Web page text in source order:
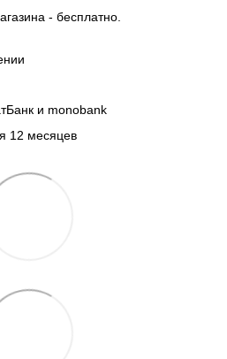
- бесплатно.
и monobank
12 месяцев